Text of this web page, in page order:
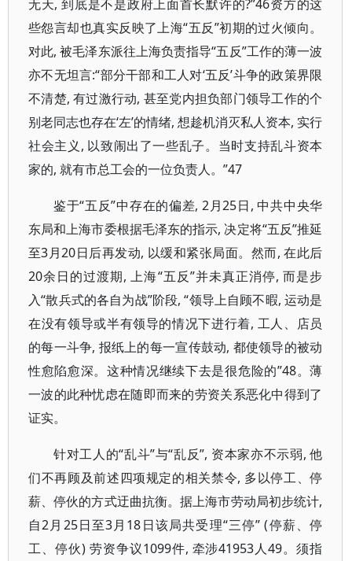
无天, 到底是不是政府上面首长默许的?”46资方的这
些怨言却也真实反映了上海“五反”初期的过火倾向。
对此, 被毛泽东派往上海负责指导“五反”工作的薄一波
亦不无坦言:“部分干部和工人对‘五反’斗争的政策界限
不清楚, 有过激行动, 甚至党内担负部门领导工作的个
别老同志也存在‘左’的情绪, 想趁机消灭私人资本, 实行
社会主义, 以致闹出了一些乱子。当时支持乱斗资本
家的, 就有市总工会的一位负责人。”47
鉴于“五反”中存在的偏差, 2月25日, 中共中央华
东局和上海市委根据毛泽东的指示, 决定将“五反”推延
至3月20日后再发动, 以缓和紧张局面。然而, 在此后
20余日的过渡期, 上海“五反”并未真正消停, 而是步
入“散兵式的各自为战”阶段, “领导上自顾不暇, 运动是
在没有领导或半有领导的情况下进行着, 工人、店员
的每一斗争, 报纸上的每一宣传鼓动, 都使领导的被动
性愈陷愈深。这种情况继续下去是很危险的”48。薄
一波的此种忧虑在随即而来的劳资关系恶化中得到了
证实。
针对工人的“乱斗”与“乱反”, 资本家亦不示弱, 他
们不再顾及前述四项规定的相关禁令, 多以停工、停
薪、停伙的方式迂曲抗衡。据上海市劳动局初步统计,
自2月25日至3月18日该局共受理“三停” (停薪、停
工、停伙) 劳资争议1099件, 牵涉41953人49。须指